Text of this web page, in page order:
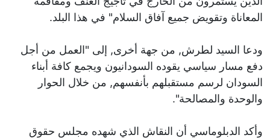
المعاناة وتقويض جميع آفاق السلام" في هذا البلد.
ودعا السيد لطرش, من جهة أخرى, إلى "العمل من أجل
دفع مسار سياسي يقوده السودانيون ويجمع كافة أبناء
السودان لرسم مستقبلهم بأنفسهم, من خلال الحوار
والوحدة والمصالحة".
وأكد الدبلوماسي أن النقاش الذي شهده مجلس حقوق